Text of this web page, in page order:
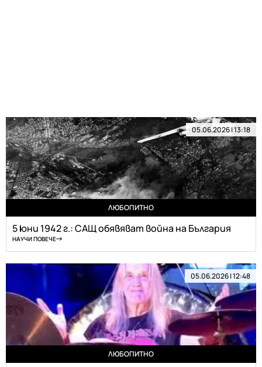
05.06.2026 | 13:18
ЛЮБОПИТНО
5 юни 1942 г.: САЩ обявяват война на България
НАУЧИ ПОВЕЧЕ
05.06.2026 | 12:48
ЛЮБОПИТНО